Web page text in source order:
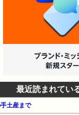
最近読まれてい
土産まで